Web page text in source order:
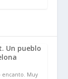
Un pueblo
encanto. Muy